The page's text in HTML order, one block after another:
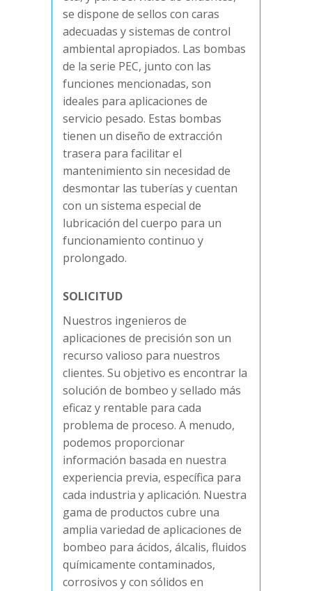
se dispone de sellos con caras
adecuadas y sistemas de control
ambiental apropiados. Las bombas
de la serie PEC, junto con las
funciones mencionadas, son
ideales para aplicaciones de
servicio pesado. Estas bombas
tienen un diseño de extracción
trasera para facilitar el
mantenimiento sin necesidad de
desmontar las tuberías y cuentan
con un sistema especial de
lubricación del cuerpo para un
funcionamiento continuo y
prolongado.
SOLICITUD
Nuestros ingenieros de
aplicaciones de precisión son un
recurso valioso para nuestros
clientes. Su objetivo es encontrar la
solución de bombeo y sellado más
eficaz y rentable para cada
problema de proceso. A menudo,
podemos proporcionar
información basada en nuestra
experiencia previa, específica para
cada industria y aplicación. Nuestra
gama de productos cubre una
amplia variedad de aplicaciones de
bombeo para ácidos, álcalis, fluidos
químicamente contaminados,
corrosivos y con sólidos en